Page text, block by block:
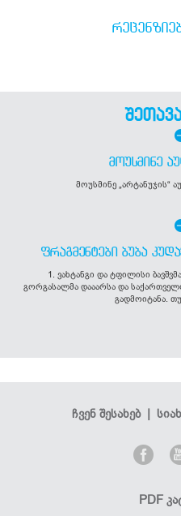
ᲛᲝᲣᲡᲛᲘᲜᲔ
მოუსმინე „არტანუჯის“
ᲤᲠᲐᲒᲛᲔᲜᲢᲔᲑᲘ ᲑᲣᲑᲐ
1. ვახტანგი და ტფილისი
გორგასალმა დააარსა და
გადმოიტანა.
ჩვენ შესახებ|
PDF